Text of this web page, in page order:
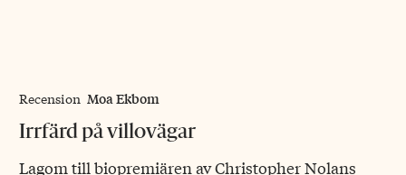
Recension Moa Ekbom
Irrfärd på villovägar
Lagom till biopremiären av Christopher Nolans